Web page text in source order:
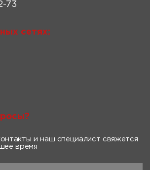
73
сетях:
и наш специалист свяжется
время